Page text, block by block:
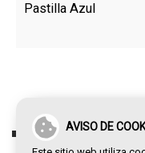
AVISO DE
Pastilla Azul